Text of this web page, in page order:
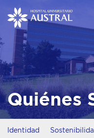
Quiénes
Identidad